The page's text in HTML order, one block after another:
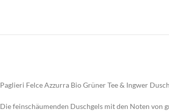
Paglieri Felce Azzurra Bio Grüner Tee & Ingwer
Die feinschäumenden Duschgels mit den Noten von